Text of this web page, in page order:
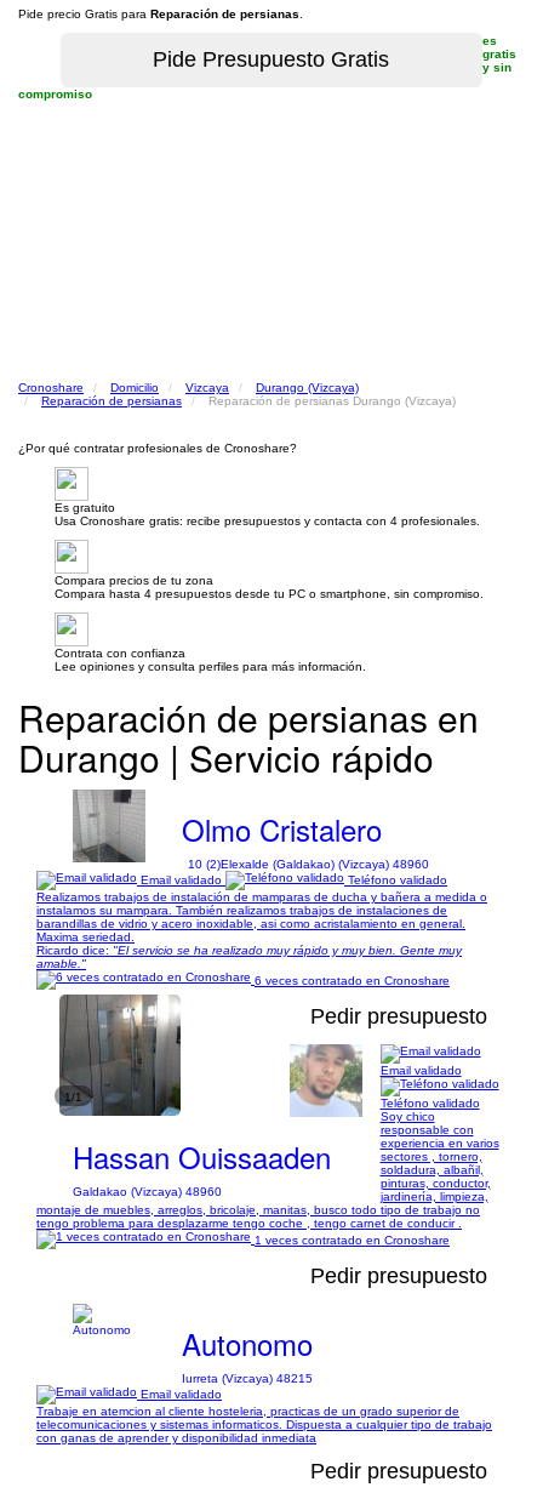
Pide precio Gratis para Reparación de persianas
es
gratis
y sin
compromiso
Cronoshare Domicilio Vizcaya
Durango (Vizcaya)
Reparación de persianas
Reparación de persianas Durango (Vizcaya)
¿Por qué contratar profesionales de Cronoshare?
Es gratuito
Usa Cronoshare gratis: recibe presupuestos y contacta con 4 profesionales.
Compara precios de tu zona
Compara hasta 4 presupuestos desde tu PC o smartphone, sin compromiso.
Contrata con confianza
Lee opiniones y consulta perfiles para más información.
Reparación de persianas en
Durango | Servicio rápido
Olmo Cristalero
10 (2)Elexalde (Galdakao) (Vizcaya) 48960
Email validado
Teléfono validado
Realizamos trabajos de instalación de mamparas de ducha y bañera a medida o
instalamos su mampara. También realizamos trabajos de instalaciones de
barandillas de vidrio y acero inoxidable, asi como acristalamiento en general.
Maxima seriedad.
Ricardo dice: "El servicio se ha realizado muy rápido y muy bien. Gente muy
amable."
6 veces contratado en Cronoshare
1/1
Pedir presupuesto
Hassan Ouissaaden
Galdakao (Vizcaya) 48960
Email validado
Teléfono validado
Soy chico
responsable con
experiencia en varios
sectores , tornero,
soldadura, albañil,
pinturas, conductor,
jardinería, limpieza,
montaje de muebles, arreglos, bricolaje, manitas, busco todo tipo de trabajo no
tengo problema para desplazarme tengo coche , tengo carnet de conducir .
1 veces contratado en Cronoshare
Pedir presupuesto
Autonomo
Iurreta (Vizcaya) 48215
Email validado
Trabaje en atemcion al cliente hosteleria, practicas de un grado superior de
telecomunicaciones y sistemas informaticos. Dispuesta a cualquier tipo de trabajo
con ganas de aprender y disponibilidad inmediata
Pedir presupuesto